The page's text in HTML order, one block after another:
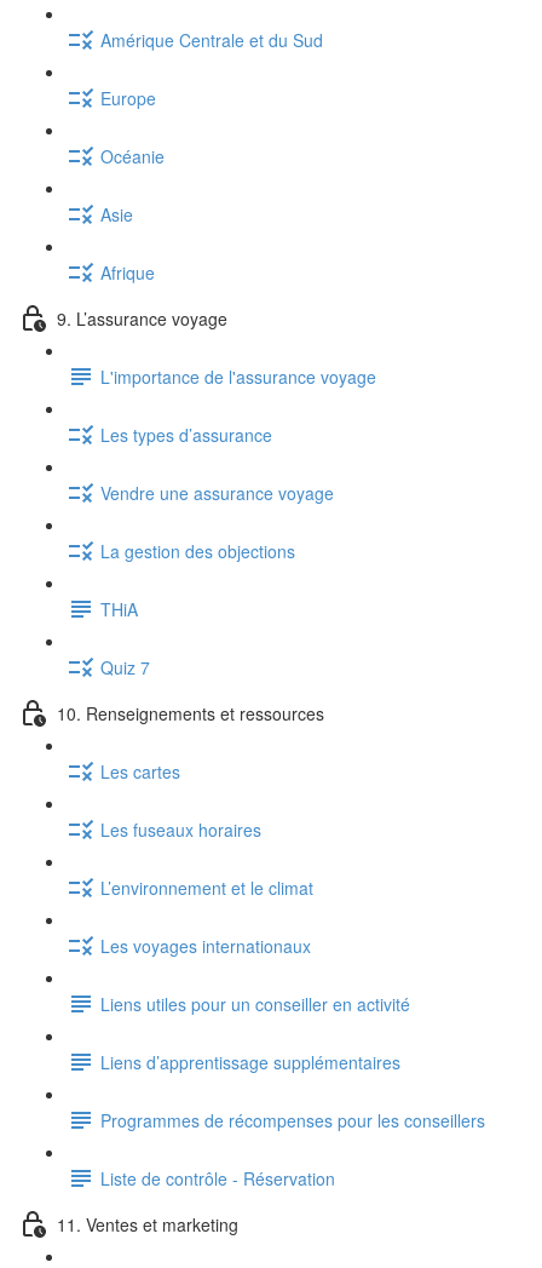
Amérique Centrale et du Sud
Europe
Océanie
Asie
Afrique
9. L’assurance voyage
L'importance de l'assurance voyage
Les types d’assurance
Vendre une assurance voyage
La gestion des objections
THiA
Quiz 7
10. Renseignements et ressources
Les cartes
Les fuseaux horaires
L’environnement et le climat
Les voyages internationaux
Liens utiles pour un conseiller en activité
Liens d’apprentissage supplémentaires
Programmes de récompenses pour les conseillers
Liste de contrôle - Réservation
11. Ventes et marketing